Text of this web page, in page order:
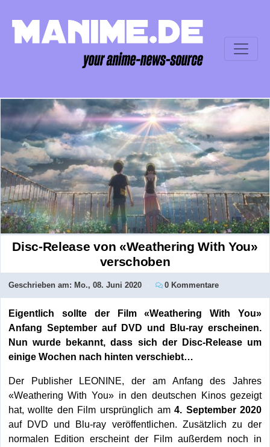
Disc-Release von «Weathering With You»
verschoben
Geschrieben am: Mo., 08. Juni 2020 0 Kommentare
Eigentlich sollte der Film «Weathering With You»
Anfang September auf DVD und Blu-ray erscheinen.
Nun wurde bekannt, dass sich der Disc-Release um
einige Wochen nach hinten verschiebt…
Der Publisher LEONINE, der am Anfang des Jahres
«Weathering With You» in den deutschen Kinos gezeigt
hat, wollte den Film ursprünglich am4. September 2020
auf DVD und Blu-ray veröffentlichen. Zusätzlich zu der
normalen Edition erscheint der Film außerdem noch in